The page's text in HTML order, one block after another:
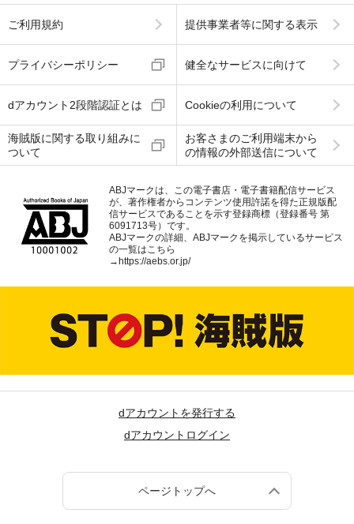
ご利用規約 提供事業者等に関する表示
プライバシーポリシー 健全なサービスに向けて
dアカウント2段階認証とは Cookieの利用について
海賊版に関する取り組みに
ついて
お客さまのご利用端末から
の情報の外部送信について
ABJマークは、この電子書店・電子書籍配信サービス
が、著作権者からコンテンツ使用許諾を得た正規版配
信サービスであることを示す登録商標（登録番号 第
6091713号）です。
ABJマークの詳細、ABJマークを掲示しているサービス
の一覧はこちら
→ https://aebs.or.jp/
dアカウントを発行する
dアカウントログイン
ページトップへ